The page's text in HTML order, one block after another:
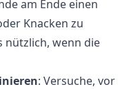
am Ende einen
Knacken zu
nützlich, wenn die
: Versuche, vor